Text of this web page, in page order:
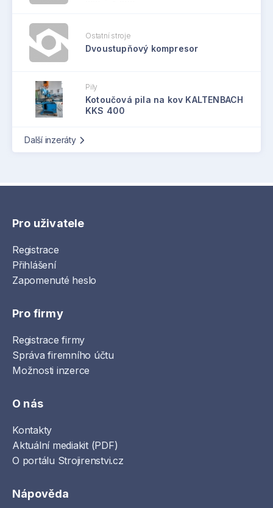
Ostatní stroje
Dvoustupňový kompresor
Pily
Kotoučová pila na kov KALTENBACH
KKS 400
Další inzeráty
Pro uživatele
Registrace
Přihlášení
Zapomenuté heslo
Pro firmy
Registrace firmy
Správa firemního účtu
Možnosti inzerce
O nás
Kontakty
Aktuální mediakit (PDF)
O portálu Strojirenstvi.cz
Nápověda